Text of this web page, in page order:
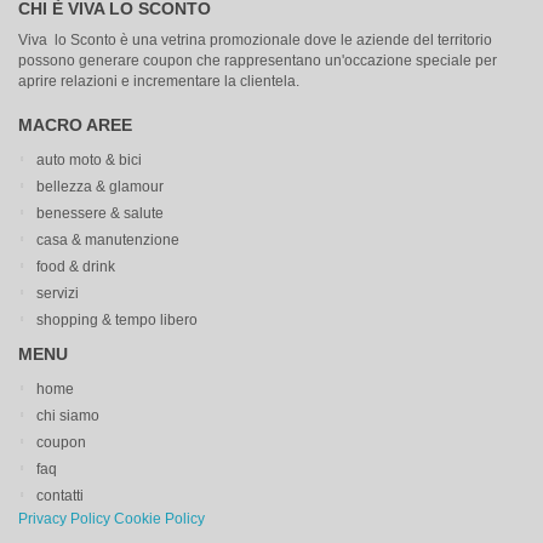
CHI È VIVA LO SCONTO
Viva lo Sconto è una vetrina promozionale dove le aziende del territorio
possono generare coupon che rappresentano un'occazione speciale per
aprire relazioni e incrementare la clientela.
MACRO AREE
auto moto & bici
bellezza & glamour
benessere & salute
casa & manutenzione
food & drink
servizi
shopping & tempo libero
MENU
home
chi siamo
coupon
faq
contatti
Privacy Policy Cookie Policy